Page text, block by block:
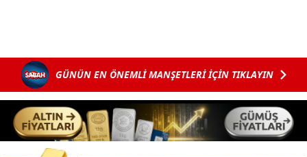
GÜNÜN EN ÖNEMLİ MANŞETLERİ İÇİN TIKLAYIN